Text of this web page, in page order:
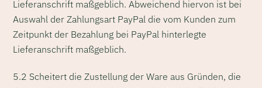
Lieferanschrift maßgeblich. Abweichend hiervon ist bei
Auswahl der Zahlungsart PayPal die vom Kunden zum
Zeitpunkt der Bezahlung bei PayPal hinterlegte
Lieferanschrift maßgeblich.
5.2 Scheitert die Zustellung der Ware aus Gründen, die